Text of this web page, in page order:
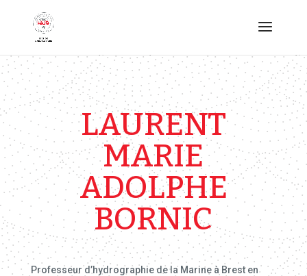
LAURENT
MARIE
ADOLPHE
BORNIC
Professeur d’hydrographie de la Marine à Brest en